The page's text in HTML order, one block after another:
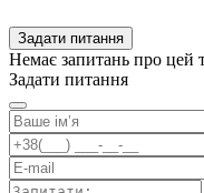
Задати питання
Немає запитань про цей
Задати питання